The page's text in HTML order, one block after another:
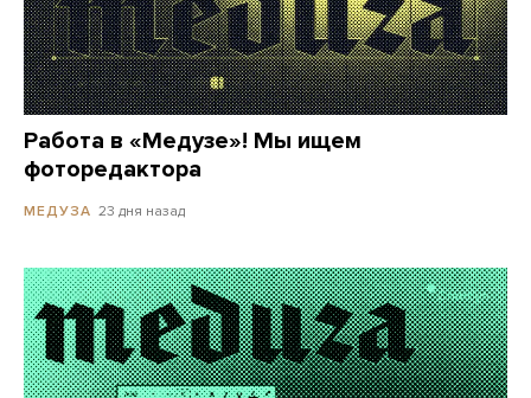
Работа в «Медузе»! Мы ищем
фоторедактора
МЕДУЗА 23 дня назад